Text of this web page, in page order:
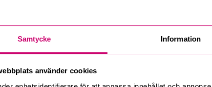
Samtycke Information
använder cookies